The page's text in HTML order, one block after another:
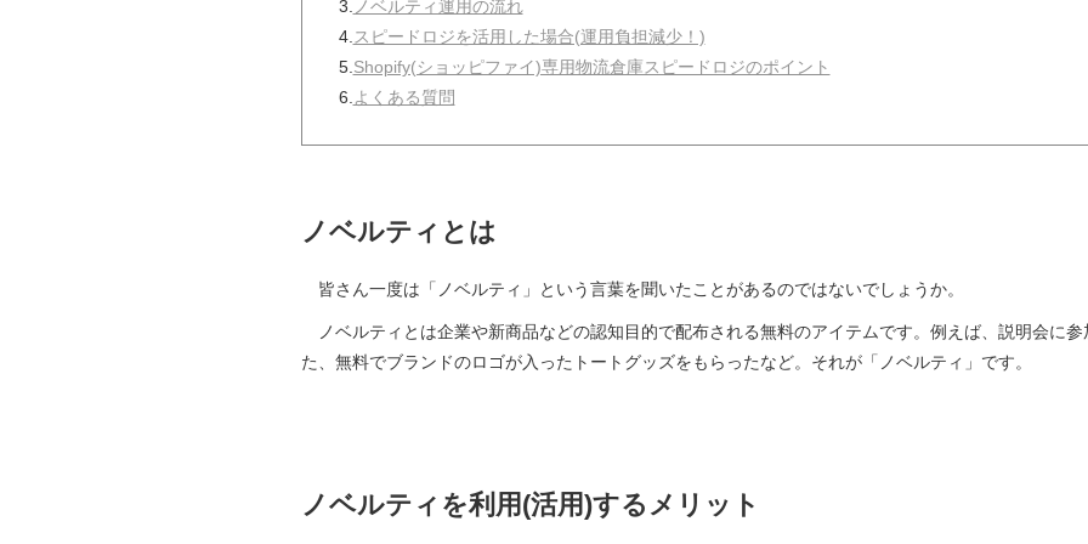
3. ノベルティ運用の流れ
4.スピードロジを活用した場合(運用負担減少！)
5.Shopify(ショッピファイ)専用物流倉庫スピードロジのポイント
6.よくある質問
ノベルティとは
皆さん一度は「ノベルティ」という言葉を聞いたことがあるのではないでしょうか。
ノベルティとは企業や新商品などの認知目的で配布される無料のアイテムです。例えば、説明会に参
た、無料でブランドのロゴが入ったトートグッズをもらったなど。それが「ノベルティ」です。
ノベルティを利用(活用)するメリット